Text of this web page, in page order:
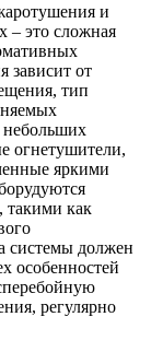
и
– это сложная
зависит от
тип
небольших
огнетушители,
яркими
такими как
системы должен
особенностей
регулярно